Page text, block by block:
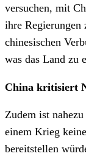
versuchen, mit
ihre Regierungen
chinesischen
was das Land zu
China kritisiert
Zudem ist
einem Krieg
bereitstellen